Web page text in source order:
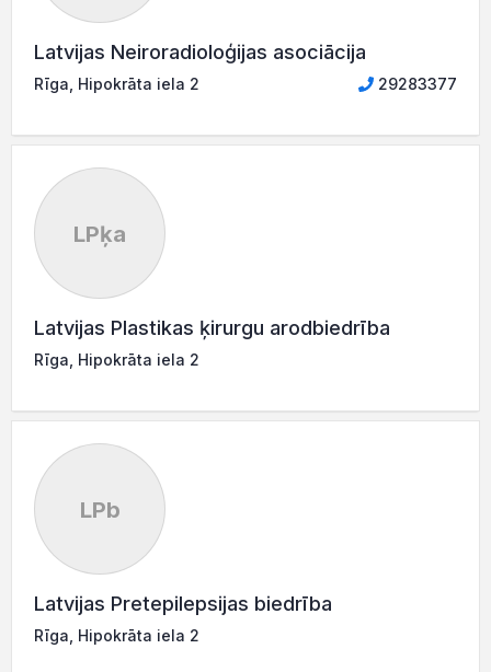
Latvijas Neiroradioloģijas asociācija
Rīga, Hipokrāta iela 2 29283377
LPķa
Latvijas Plastikas ķirurgu arodbiedrība
Rīga, Hipokrāta iela 2
LPb
Latvijas Pretepilepsijas biedrība
Rīga, Hipokrāta iela 2